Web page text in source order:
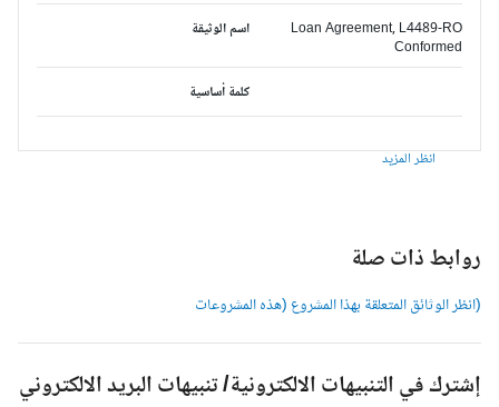
اسم الوثيقة
Loan Agreement, L4489-RO
Conformed
كلمة أساسية
انظر المزيد
روابط ذات صلة
(انظر الوثائق المتعلقة بهذا المشروع (هذه المشروعات
إشترك في التنبيهات الالكترونية/ تنبيهات البريد الالكتروني